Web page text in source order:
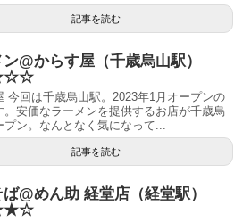
記事を読む
ン@からす屋（千歳烏山駅）
今回は千歳烏山駅。2023年1月オープンの
。安価なラーメンを提供するお店が千歳烏
プン。なんとなく気になって...
記事を読む
ば@めん助 経堂店（経堂駅）